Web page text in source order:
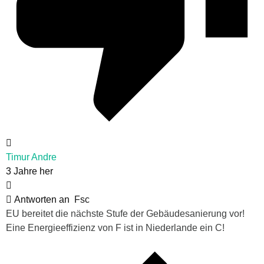
Timur Andre
3 Jahre her
Antworten an
Fsc
EU bereitet die nächste Stufe der Gebäudesanierung vor!
Eine Energieeffizienz von F ist in Niederlande ein C!